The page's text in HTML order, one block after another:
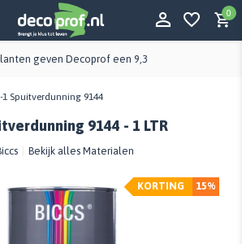
0
geven Decoprof een 9,3
1 Spuitverdunning 9144
9144 - 1 LTR
Bekijk alles Materialen
15%
KORTING